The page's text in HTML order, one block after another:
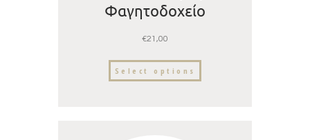
Φαγητοδοχείο
€21,00
Select options